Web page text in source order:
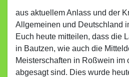
aus aktuellem Anlass und der
Allgemeinen und Deutschland
Euch heute mitteilen, dass die
in Bautzen, wie auch die
Meisterschaften in Roßwein im
abgesagt sind. Dies wurde